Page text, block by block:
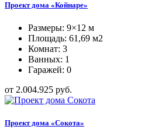
Проект дома «Койнаре»
Размеры: 9×12 м
Площадь: 61,69 м2
Комнат: 3
Ванных: 1
Гаражей: 0
от 2.004.925 руб.
Проект дома «Сокота»